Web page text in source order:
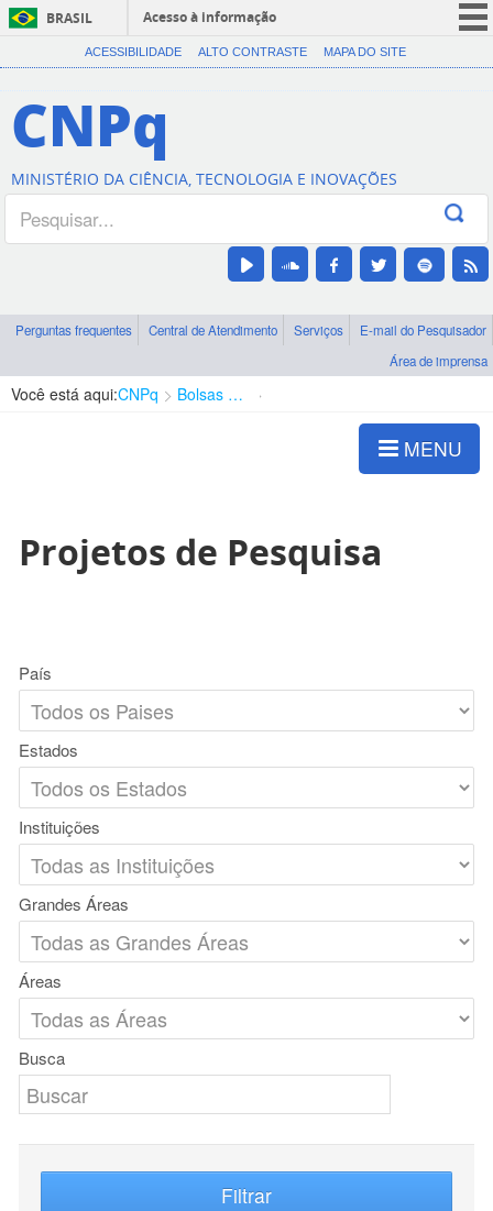
BRASIL
Acesso à informação
CORONAVÍRUS (COVID-19)
Canais
ACESSIBILIDADE ALTO CONTRASTE MAPA DO SITE
CNPq
MINISTÉRIO DA CIÊNCIA, TECNOLOGIA E INOVAÇÕES
Perguntas frequentes Central de Atendimento Serviços
E-mail do Pesquisador
Área de imprensa
Você está aqui:CNPq Bolsas e Auxílios Vigentes
MENU
Projetos de Pesquisa
País
Estados
Instituições
Grandes Áreas
Áreas
Busca
Filtrar